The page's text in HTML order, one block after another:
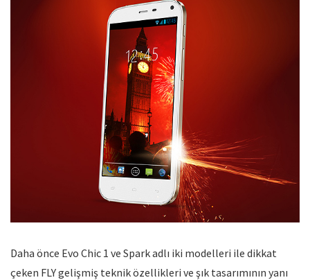
Daha önce Evo Chic 1 ve Spark adlı iki modelleri ile dikkat
çeken FLY gelişmiş teknik özellikleri ve şık tasarımının yanı